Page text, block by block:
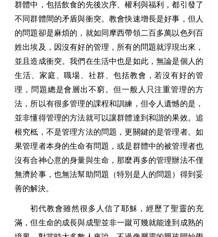
群體中，包括飲食的先後次序、權利與福利，都引發了
不同群體間的矛盾與衝突。教會快速增長是好事，但人
的問題卻是麻煩的，就如同摩西帶領二百多萬以色列百
姓出埃及，因沒有好的管理，所有的問題就浮現出來，
並且造成衝突。我們在生活中也是如此，無論是個人的
生活、家庭、職場、社群、包括教會，若沒有好的管
理，問題總是會層出不窮。但一般人只注重管理的方
法，所以有很多管理的課程和訓練，但令人遺憾的是，
並非懂得管理的方法就可以讓群體達到和諧的果效。追
根究柢，不是管理方法的問題，更關鍵的是管理者。如
果管理者本身的生命有問題，或是群體中的被管理者也
沒有合神心意的身量與生命，那麼再多的管理辦法不僅
無濟於事，也無法幫助問題（特別是人的問題）得到妥
善的解決。
初代教會雖然很多人信了耶穌，經歷了聖靈的充
滿，但生命的成長與成聖並非一蹴可幾就能達到成熟的